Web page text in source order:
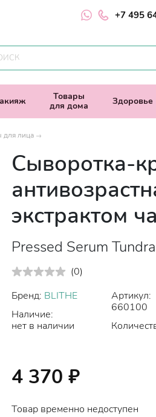
+7 495
Товары
для дома
Здоровье
для лица
Сыворотка-
экстрактом
Pressed Serum
(0)
Бренд: BLITHE
Наличие:
нет в наличии
Артикул:
660100
4 370 ₽
Товар временно недоступен